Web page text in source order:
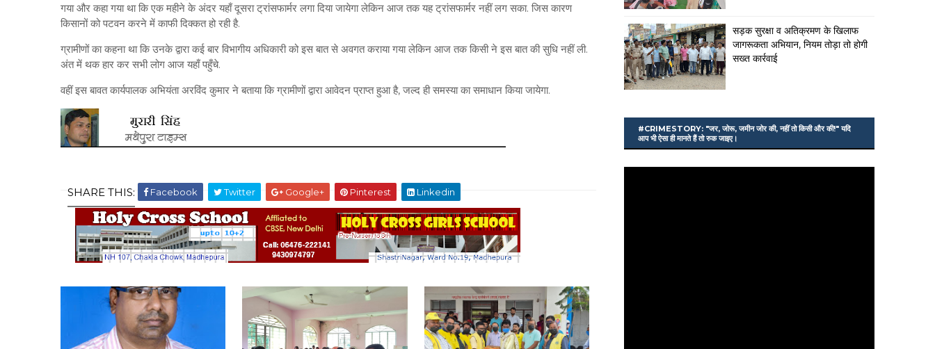
गया और कहा गया था कि एक महीने के अंदर यहाँ दूसरा ट्रांसफार्मर लगा दिया जायेगा लेकिन आज तक यह ट्रांसफार्मर नहीं लग सका. जिस कारण
किसानों को पटवन करने में काफी दिक्कत हो रही है.
ग्रामीणों का कहना था कि उनके द्वारा कई बार विभागीय अधिकारी को इस बात से अवगत कराया गया लेकिन आज तक किसी ने इस बात की सुधि नहीं ली.
अंत में थक हार कर सभी लोग आज यहाँ पहुँचे.
वहीं इस बावत कार्यपालक अभियंता अरविंद कुमार ने बताया कि ग्रामीणों द्वारा आवेदन प्राप्त हुआ है, जल्द ही समस्या का समाधान किया जायेगा.
SHARE THIS: Facebook Twitter Google+ Pinterest Linkedin
सड़क सुरक्षा व अतिक्रमण के खिलाफ
जागरूकता अभियान, नियम तोड़ा तो होगी
सख्त कार्रवाई
#CRIMESTORY: "जर, जोरू, जमीन जोर की, नहीं तो किसी और की!" यदि
आप भी ऐसा ही मानते हैं तो रुक जाइए।